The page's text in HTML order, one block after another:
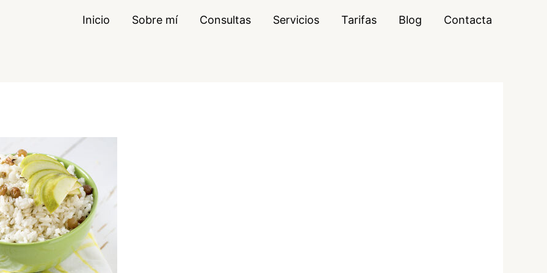
Inicio Sobre mí Consultas Servicios Tarifas Blog Contacta